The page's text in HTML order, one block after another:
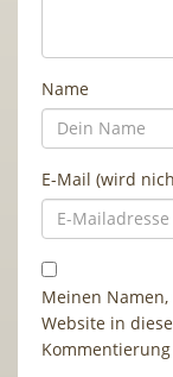
Name
E-Mail (wird
Meinen
Website in